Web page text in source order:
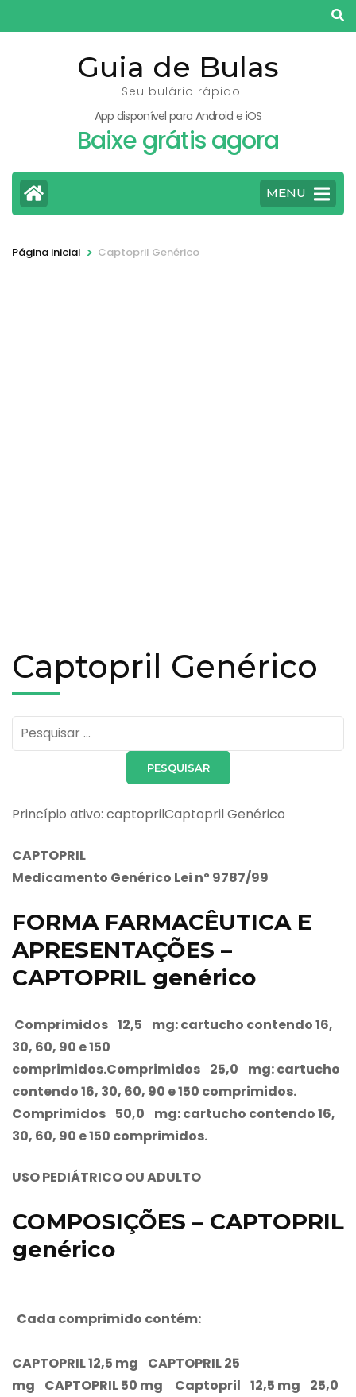
para
Guia de Bulas
Seu bulário rápido
App disponível para Android e iOS
Baixe grátis agora
MENU
Página inicial > Captopril Genérico
Captopril Genérico
Pesquisar
por:
Princípio ativo: captoprilCaptopril Genérico
CAPTOPRIL
Medicamento Genérico Lei nº 9787/99
FORMA FARMACÊUTICA E
APRESENTAÇÕES –
CAPTOPRIL genérico
Comprimidos 12,5 mg: cartucho contendo 16,
30, 60, 90 e 150
comprimidos.Comprimidos 25,0 mg: cartucho
contendo 16, 30, 60, 90 e 150 comprimidos.
Comprimidos 50,0 mg: cartucho contendo 16,
30, 60, 90 e 150 comprimidos.
USO PEDIÁTRICO OU ADULTO
COMPOSIÇÕES – CAPTOPRIL
genérico
Cada comprimido contém:
CAPTOPRIL 12,5 mg CAPTOPRIL 25
mg CAPTOPRIL 50 mg Captopril 12,5 mg
25,0